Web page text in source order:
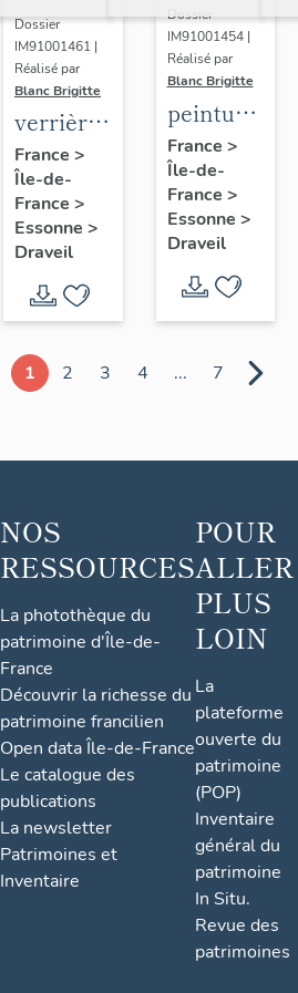
reine
(sainte
Clotilde
?) et sa
fille
priant
dans une
église
Dossier
IM91001461 |
Réalisé par
Blanc Brigitte
verrière
figurée :
Immaculée
Conception
France >
Île-de-
France >
Essonne >
Draveil
Dossier
IM91001454 |
Réalisé par
Blanc Brigitte
peinture
:
Baptême
de Jésus
France >
Île-de-
France >
Essonne >
Draveil
1 2 3 4 ... 7
NOS
RESSOURCES
La photothèque du
patrimoine d'Île-de-
France
Découvrir la richesse du
patrimoine francilien
Open data Île-de-France
Le catalogue des
publications
La newsletter
Patrimoines et
Inventaire
POUR
ALLER
PLUS
LOIN
La
plateforme
ouverte du
patrimoine
(POP)
Inventaire
général du
patrimoine
In Situ.
Revue des
patrimoines